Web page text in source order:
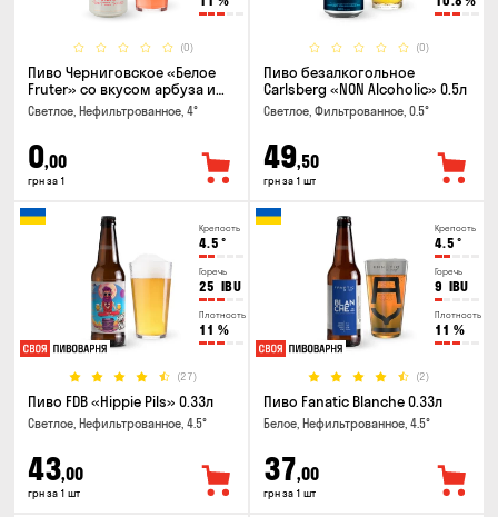
(0)
Пиво Черниговское «Белое
Fruter» со вкусом арбуза и
мяты 0.5л
Светлое, Нефильтрованное, 4°
0,00
грн за 1
(0)
Пиво безалкогольное
Carlsberg «NON Alcoholic» 0.5л
Светлое, Фильтрованное, 0.5°
49,50
грн за 1 шт
Крепость
4.5 °
Горечь
25 IBU
Плотность
11 %
(27)
Пиво FDB «Hippie Pils» 0.33л
Светлое, Нефильтрованное, 4.5°
43,00
грн за 1 шт
Крепость
4.5 °
Горечь
9 IBU
Плотность
11 %
(2)
Пиво Fanatic Blanche 0.33л
Белое, Нефильтрованное, 4.5°
37,00
грн за 1 шт